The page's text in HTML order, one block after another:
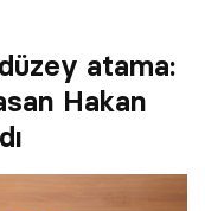
atama:
Hakan